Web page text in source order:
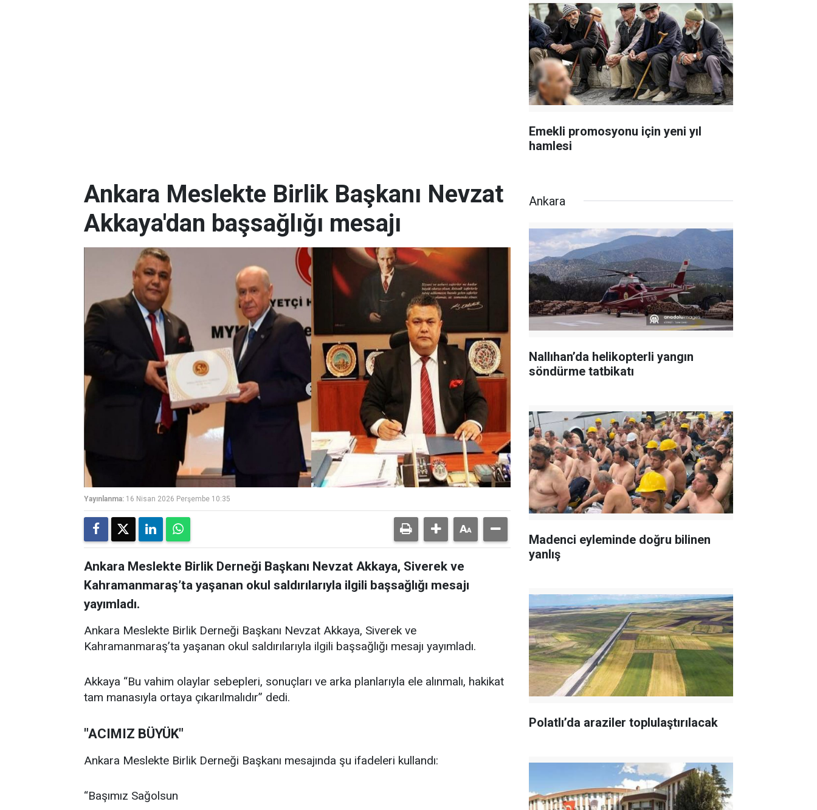
Emekli promosyonu için yeni yıl
hamlesi
Ankara Meslekte Birlik Başkanı Nevzat
Akkaya'dan başsağlığı mesajı
Yayınlanma: 16 Nisan 2026 Perşembe 10:35
Ankara Meslekte Birlik Derneği Başkanı Nevzat Akkaya, Siverek ve
Kahramanmaraş’ta yaşanan okul saldırılarıyla ilgili başsağlığı mesajı
yayımladı.
Ankara Meslekte Birlik Derneği Başkanı Nevzat Akkaya, Siverek ve
Kahramanmaraş’ta yaşanan okul saldırılarıyla ilgili başsağlığı mesajı yayımladı.
Akkaya “Bu vahim olaylar sebepleri, sonuçları ve arka planlarıyla ele alınmalı, hakikat
tam manasıyla ortaya çıkarılmalıdır” dedi.
"ACIMIZ BÜYÜK"
Ankara Meslekte Birlik Derneği Başkanı mesajında şu ifadeleri kullandı:
“Başımız Sağolsun
Ankara
Nallıhan’da helikopterli yangın
söndürme tatbikatı
Madenci eyleminde doğru bilinen
yanlış
Polatlı’da araziler toplulaştırılacak